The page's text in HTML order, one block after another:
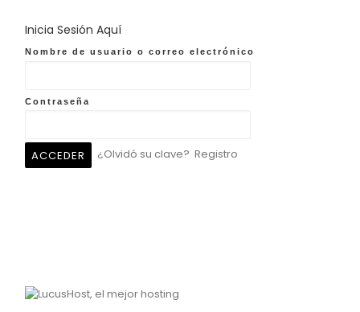
Inicia Sesión Aquí
Nombre de usuario o correo electrónico
Contraseña
¿Olvidó su clave? Registro